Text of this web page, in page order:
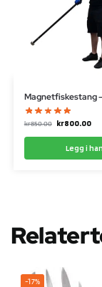
Magnetfiskestang
kr850.00 kr800.00
Legg i
-17%